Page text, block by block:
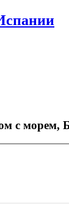
с морем,